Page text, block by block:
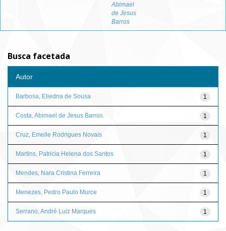
Abimael
de Jesus
Barros
Busca facetada
Autor
1
Barbosa, Eliedna de Sousa
1
Costa, Abimael de Jesus Barros
1
Cruz, Emelle Rodrigues Novais
1
Martins, Patricia Helena dos Santos
1
Mendes, Nara Cristina Ferreira
1
Menezes, Pedro Paulo Murce
1
Serrano, André Luiz Marques